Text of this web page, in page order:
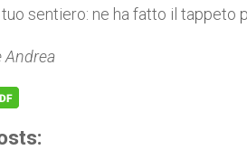
sentiero: ne ha fatto il tappeto
Andrea